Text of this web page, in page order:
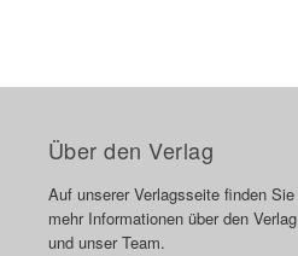
Über den Verlag
Auf unserer Verlagsseite finden Sie
mehr Informationen über den Verlag
und unser Team.